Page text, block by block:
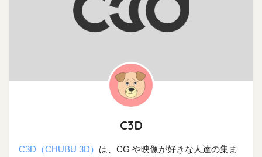
C3D
C3D（CHUBU 3D） は、CG や映像が好きな人達の集ま